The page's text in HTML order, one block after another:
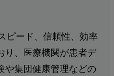
ピード、信頼性、効率
り、医療機関が患者デ
や集団健康管理などの